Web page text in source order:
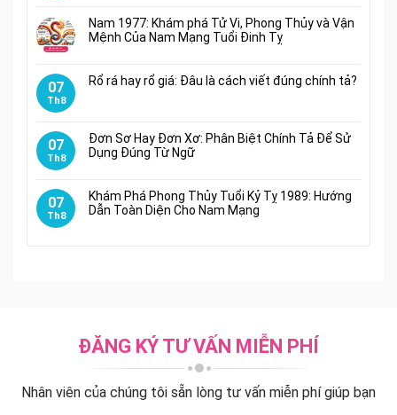
Nam 1977: Khám phá Tử Vi, Phong Thủy và Vận
Mệnh Của Nam Mạng Tuổi Đinh Tỵ
07
Th8
Rổ rá hay rổ giá: Đâu là cách viết đúng chính tả?
07
Th8
Đơn Sơ Hay Đơn Xơ: Phân Biệt Chính Tả Để Sử
Dụng Đúng Từ Ngữ
07
Th8
Khám Phá Phong Thủy Tuổi Kỷ Tỵ 1989: Hướng
Dẫn Toàn Diện Cho Nam Mạng
ĐĂNG KÝ TƯ VẤN MIỄN PHÍ
Nhân viên của chúng tôi sẵn lòng tư vấn miễn phí giúp bạn